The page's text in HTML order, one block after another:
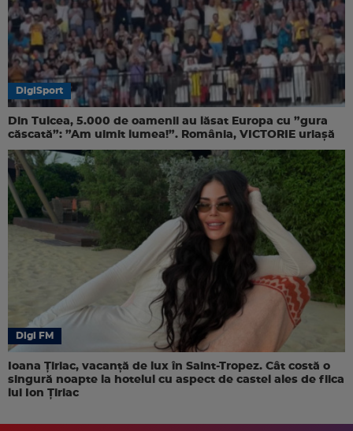
DigiSport
Din Tulcea, 5.000 de oamenii au lăsat Europa cu ”gura
căscată”: ”Am uimit lumea!”. România, VICTORIE uriașă
Digi FM
Ioana Țiriac, vacanță de lux în Saint-Tropez. Cât costă o
singură noapte la hotelul cu aspect de castel ales de fiica
lui Ion Țiriac